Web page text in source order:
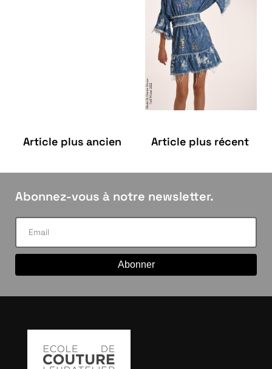
Article plus ancien Article plus récent
Abonnez-vous à notre newsletter.
Abonner